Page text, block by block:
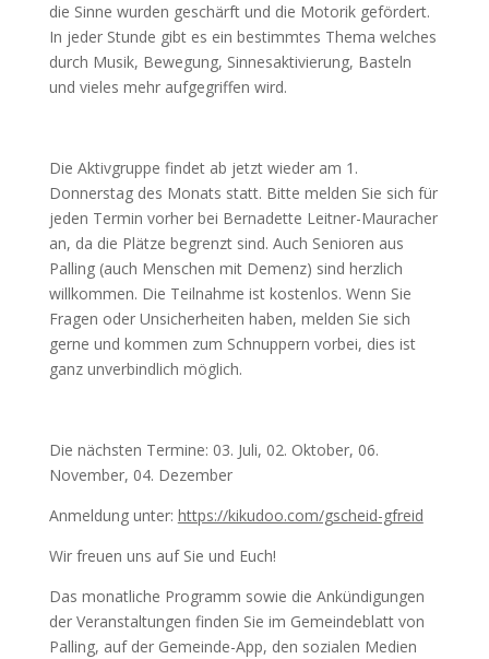
die Sinne wurden geschärft und die Motorik gefördert.
In jeder Stunde gibt es ein bestimmtes Thema welches
durch Musik, Bewegung, Sinnesaktivierung, Basteln
und vieles mehr aufgegriffen wird.
Die Aktivgruppe findet ab jetzt wieder am 1.
Donnerstag des Monats statt. Bitte melden Sie sich für
jeden Termin vorher bei Bernadette Leitner-Mauracher
an, da die Plätze begrenzt sind. Auch Senioren aus
Palling (auch Menschen mit Demenz) sind herzlich
willkommen. Die Teilnahme ist kostenlos. Wenn Sie
Fragen oder Unsicherheiten haben, melden Sie sich
gerne und kommen zum Schnuppern vorbei, dies ist
ganz unverbindlich möglich.
Die nächsten Termine: 03. Juli, 02. Oktober, 06.
November, 04. Dezember
Anmeldung unter: https://kikudoo.com/gscheid-gfreid
Wir freuen uns auf Sie und Euch!
Das monatliche Programm sowie die Ankündigungen
der Veranstaltungen finden Sie im Gemeindeblatt von
Palling, auf der Gemeinde-App, den sozialen Medien